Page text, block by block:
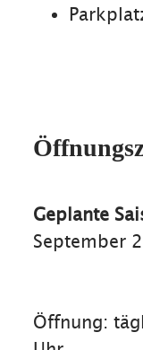
Geplante
September
Öffnung: